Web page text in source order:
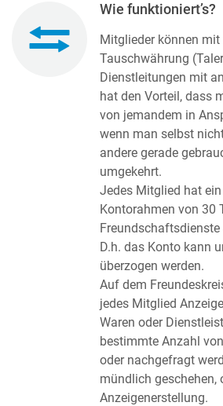
Wie funktioniert’s?
Mitglieder können mit
Tauschwährung
Dienstleitungen mit
hat den Vorteil, dass
von jemandem in
wenn man selbst
andere gerade
umgekehrt.
Jedes Mitglied hat
Kontorahmen von 30
D.h. das Konto kann
überzogen werden.
Auf dem
jedes Mitglied
Waren oder
bestimmte Anzahl
oder nachgefragt
mündlich geschehen,
Anzeigenerstellung.